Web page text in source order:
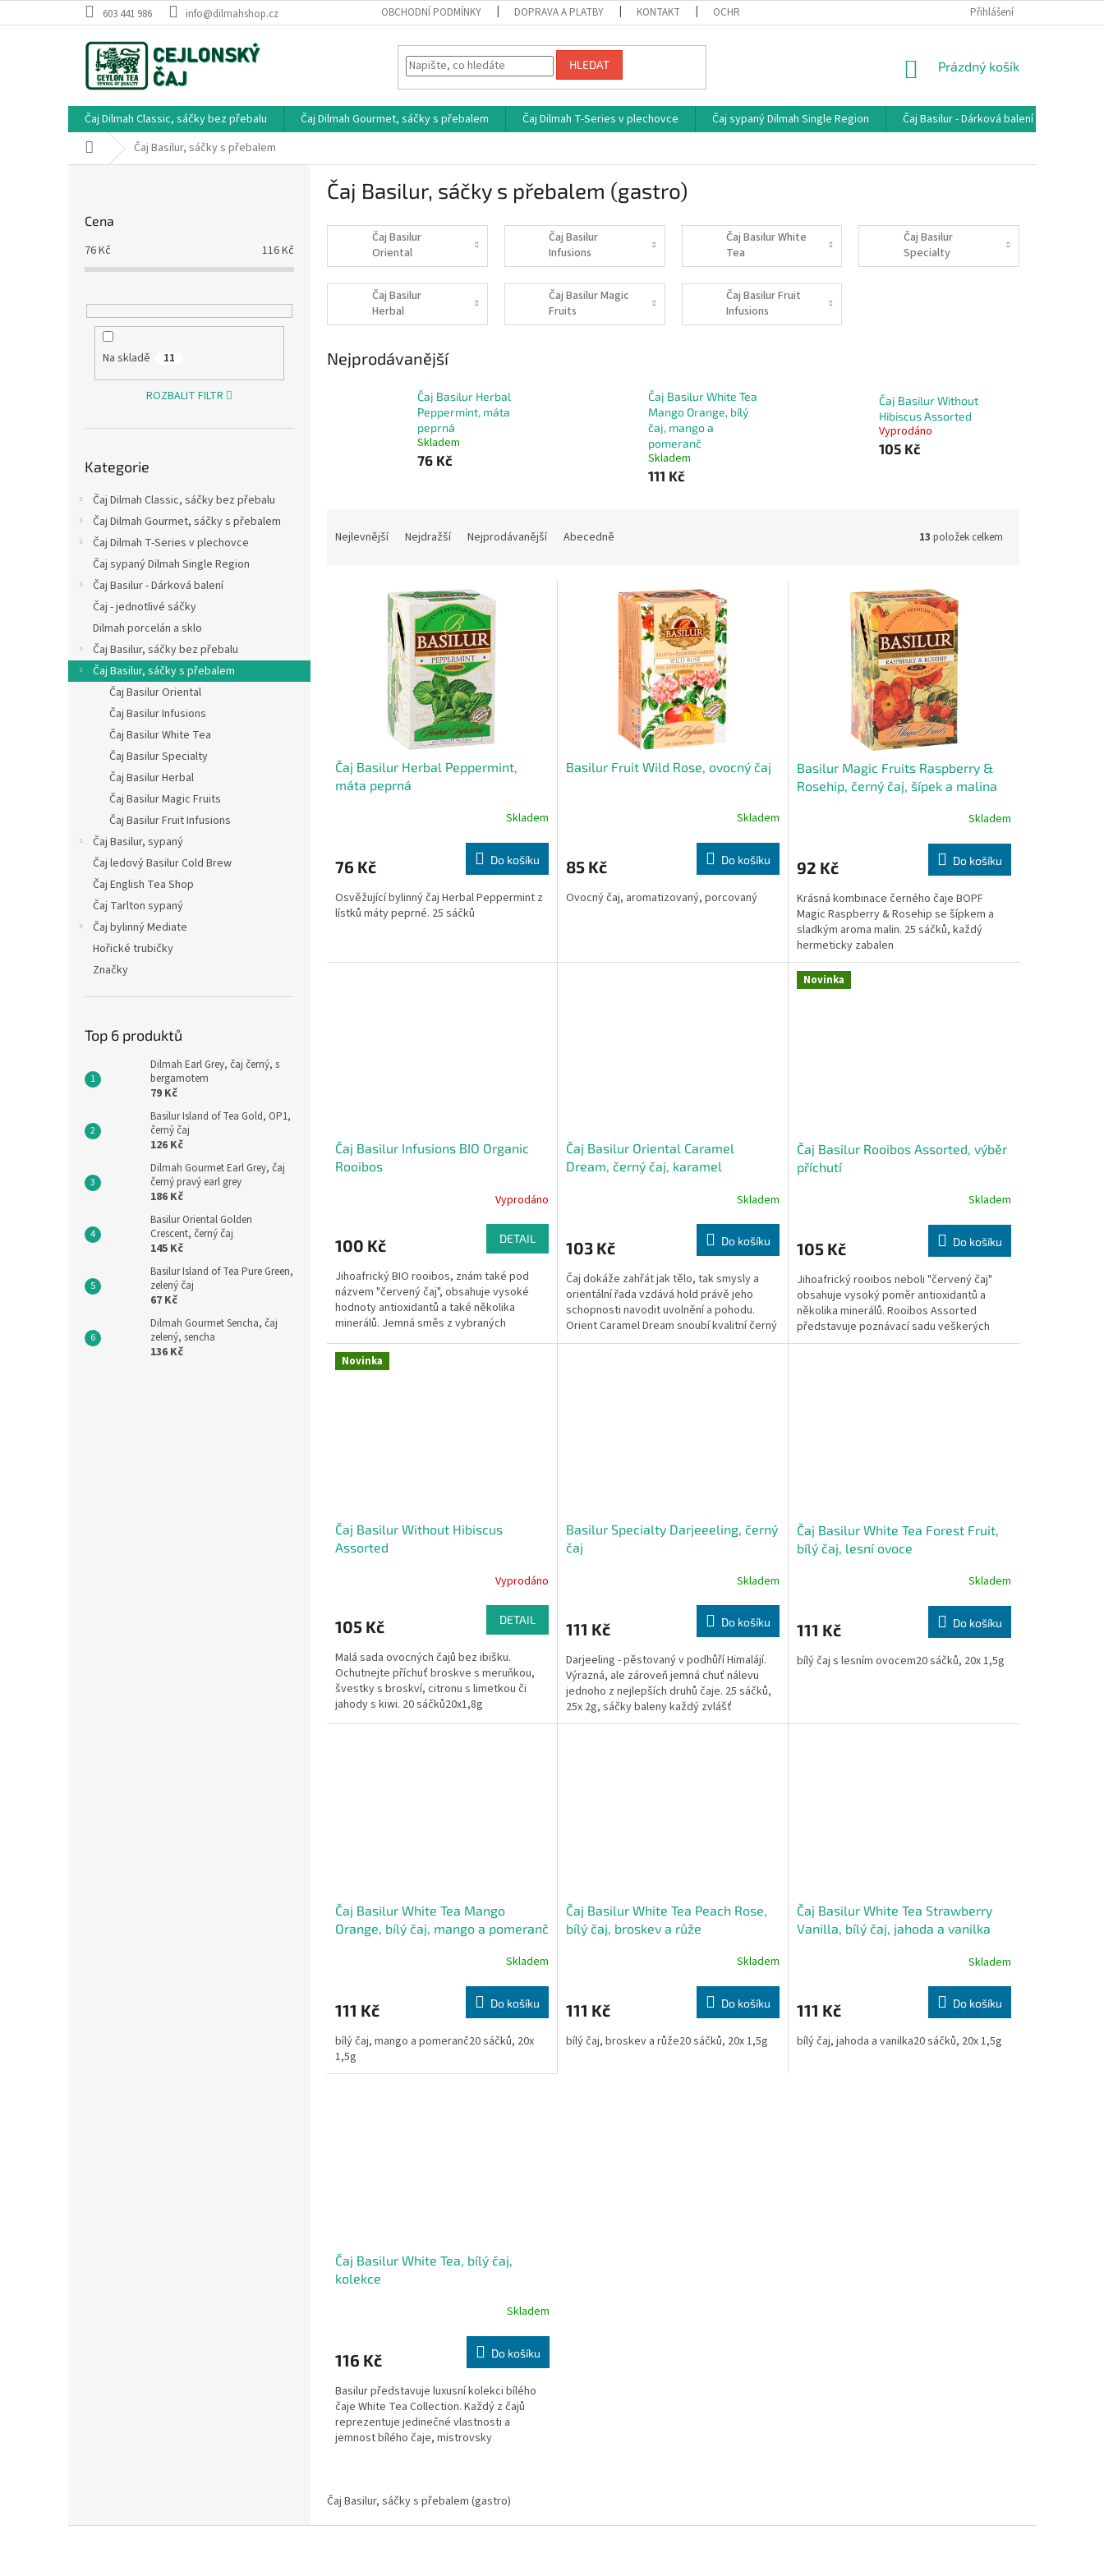
na
603 441 986 info@dilmahshop.cz OBCHODNÍ PODMÍNKY DOPRAVA A PLATBY KONTAKT OCHRANA OSOBNÍCH ÚDAJŮ Přihlášení
HLEDAT
NÁKUPNÍ
Prázdný košík
Čaj Dilmah Classic, sáčky bez přebalu Čaj Dilmah Gourmet, sáčky s přebalem Čaj Dilmah T-Series v plechovce Čaj sypaný Dilmah Single Region Čaj Basilur - Dárková balení
Domů Čaj Basilur, sáčky s přebalem
Cena
76Kč 116Kč
Na skladě 11
ROZBALIT FILTR
kategorie
Kategorie
Čaj Dilmah Classic, sáčky bez přebalu
Čaj Dilmah Gourmet, sáčky s přebalem
Čaj Dilmah T-Series v plechovce
Čaj sypaný Dilmah Single Region
Čaj Basilur - Dárková balení
Čaj - jednotlivé sáčky
Dilmah porcelán a sklo
Čaj Basilur, sáčky bez přebalu
Čaj Basilur, sáčky s přebalem
Čaj Basilur Oriental
Čaj Basilur Infusions
Čaj Basilur White Tea
Čaj Basilur Specialty
Čaj Basilur Herbal
Čaj Basilur Magic Fruits
Čaj Basilur Fruit Infusions
Čaj Basilur, sypaný
Čaj ledový Basilur Cold Brew
Čaj English Tea Shop
Čaj Tarlton sypaný
Čaj bylinný Mediate
Hořické trubičky
Značky
Top 6 produktů
Dilmah Earl Grey, čaj černý, s
bergamotem
79 Kč
Basilur Island of Tea Gold, OP1,
černý čaj
126 Kč
Dilmah Gourmet Earl Grey, čaj
černý pravý earl grey
186 Kč
Basilur Oriental Golden
Crescent, černý čaj
145 Kč
Basilur Island of Tea Pure Green,
zelený čaj
67 Kč
Dilmah Gourmet Sencha, čaj
zelený, sencha
136 Kč
Čaj Basilur, sáčky s přebalem (gastro)
Čaj Basilur
Oriental
Čaj Basilur
Infusions
Čaj Basilur White
Tea
Čaj Basilur
Specialty
Čaj Basilur
Herbal
Čaj Basilur Magic
Fruits
Čaj Basilur Fruit
Infusions
Nejprodávanější
Čaj Basilur Herbal
Peppermint, máta
peprná
Skladem
76 Kč
Čaj Basilur White Tea
Mango Orange, bílý
čaj, mango a
pomeranč
Skladem
111 Kč
Čaj Basilur Without
Hibiscus Assorted
Vyprodáno
105 Kč
Nejlevnější Nejdražší Nejprodávanější Abecedně 13 položek celkem
Čaj Basilur Herbal Peppermint,
máta peprná
Skladem
76 Kč Do košíku
Osvěžující bylinný čaj Herbal Peppermint z
lístků máty peprné. 25 sáčků
Basilur Fruit Wild Rose, ovocný čaj
Skladem
85 Kč Do košíku
Ovocný čaj, aromatizovaný, porcovaný
Basilur Magic Fruits Raspberry &
Rosehip, černý čaj, šípek a malina
Skladem
92 Kč Do košíku
Krásná kombinace černého čaje BOPF
Magic Raspberry & Rosehip se šípkem a
sladkým aroma malin. 25 sáčků, každý
hermeticky zabalen
Čaj Basilur Infusions BIO Organic
Rooibos
Vyprodáno
100 Kč DETAIL
Jihoafrický BIO rooibos, znám také pod
názvem "červený čaj", obsahuje vysoké
hodnoty antioxidantů a také několika
minerálů. Jemná směs z vybraných
organických zahrad zaručuje...
Čaj Basilur Oriental Caramel
Dream, černý čaj, karamel
Skladem
103 Kč Do košíku
Čaj dokáže zahřát jak tělo, tak smysly a
orientální řada vzdává hold právě jeho
schopnosti navodit uvolnění a pohodu.
Orient Caramel Dream snoubí kvalitní černý
čaj plné chuti...
Novinka
Čaj Basilur Rooibos Assorted, výběr
příchutí
Skladem
105 Kč Do košíku
Jihoafrický rooibos neboli "červený čaj"
obsahuje vysoký poměr antioxidantů a
několika minerálů. Rooibos Assorted
představuje poznávací sadu veškerých
námi nabízených příchutí....
Novinka
Čaj Basilur Without Hibiscus
Assorted
Vyprodáno
105 Kč DETAIL
Malá sada ovocných čajů bez ibišku.
Ochutnejte příchuť broskve s meruňkou,
švestky s broskví, citronu s limetkou či
jahody s kiwi. 20 sáčků20x1,8g
Basilur Specialty Darjeeeling, černý
čaj
Skladem
111 Kč Do košíku
Darjeeling - pěstovaný v podhůří Himalájí.
Výrazná, ale zároveň jemná chuť nálevu
jednoho z nejlepších druhů čaje. 25 sáčků,
25x 2g, sáčky baleny každý zvlášť
Čaj Basilur White Tea Forest Fruit,
bílý čaj, lesní ovoce
Skladem
111 Kč Do košíku
bílý čaj s lesním ovocem20 sáčků, 20x 1,5g
Čaj Basilur White Tea Mango
Orange, bílý čaj, mango a pomeranč
Skladem
111 Kč Do košíku
bílý čaj, mango a pomeranč20 sáčků, 20x
1,5g
Čaj Basilur White Tea Peach Rose,
bílý čaj, broskev a růže
Skladem
111 Kč Do košíku
bílý čaj, broskev a růže20 sáčků, 20x 1,5g
Čaj Basilur White Tea Strawberry
Vanilla, bílý čaj, jahoda a vanilka
Skladem
111 Kč Do košíku
bílý čaj, jahoda a vanilka20 sáčků, 20x 1,5g
Čaj Basilur White Tea, bílý čaj,
kolekce
Skladem
116 Kč Do košíku
Basilur představuje luxusní kolekci bílého
čaje White Tea Collection. Každý z čajů
reprezentuje jedinečné vlastnosti a
jemnost bílého čaje, mistrovsky
á
Čaj Basilur, sáčky s přebalem (gastro)